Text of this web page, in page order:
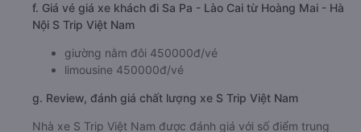
f. Giá vé giá xe khách đi Sa Pa - Lào Cai từ Hoàng Mai - Hà
Nội S Trip Việt Nam
giường nằm đôi 450000đ/vé
limousine 450000đ/vé
g. Review, đánh giá chất lượng xe S Trip Việt Nam
Nhà xe S Trip Việt Nam được đánh giá với số điểm trung